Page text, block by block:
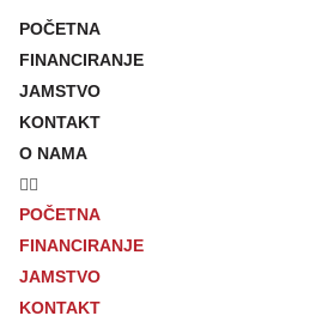
POČETNA
FINANCIRANJE
JAMSTVO
KONTAKT
O NAMA
POČETNA
FINANCIRANJE
JAMSTVO
KONTAKT